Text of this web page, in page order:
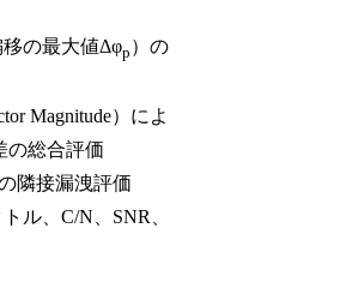
の最大値Δφp ）の
Magnitude）によ
の総合評価
隣接漏洩評価
ル、C/N、SNR、